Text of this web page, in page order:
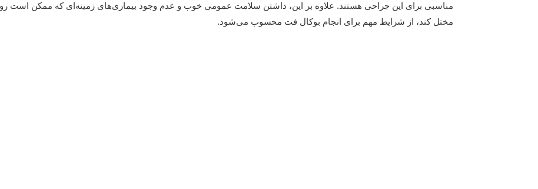
مناسبی برای این جراحی هستند. علاوه بر این، داشتن سلامت عمومی خوب و عدم وجود بیماری‌های زمینه‌ای که ممکن است
مختل کند، از شرایط مهم برای انجام بوکال فت محسوب می‌شود.